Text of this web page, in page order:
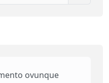
ovunque